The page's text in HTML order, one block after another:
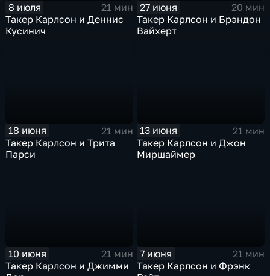
8 июля
21 мин
Такер Карлсон и Деннис
Кусинич
27 июня
20 мин
Такер Карлсон и Брэндон
Вайхерт
18 июня
21 мин
Такер Карлсон и Трита
Парси
13 июня
21 мин
Такер Карлсон и Джон
Миршаймер
10 июня
21 мин
Такер Карлсон и Джимми
7 июня
21 мин
Такер Карлсон и Фрэнк